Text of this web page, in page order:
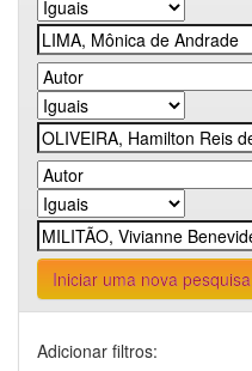
Iniciar uma nova pesquisa
Adicionar filtros: